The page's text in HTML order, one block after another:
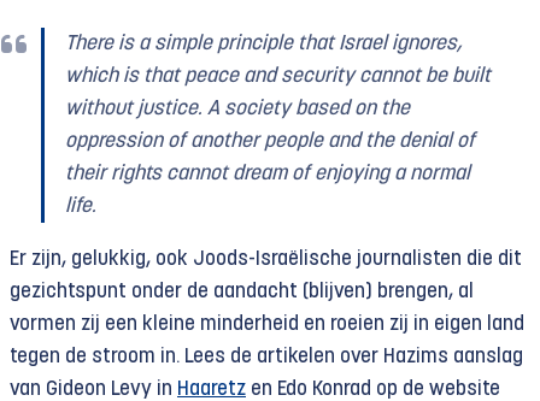
There is a simple principle that Israel ignores,
which is that peace and security cannot be built
without justice. A society based on the
oppression of another people and the denial of
their rights cannot dream of enjoying a normal
life.
Er zijn, gelukkig, ook Joods-Israëlische journalisten die dit
gezichtspunt onder de aandacht (blijven) brengen, al
vormen zij een kleine minderheid en roeien zij in eigen land
tegen de stroom in. Lees de artikelen over Hazims aanslag
van Gideon Levy in Haaretz en Edo Konrad op de website